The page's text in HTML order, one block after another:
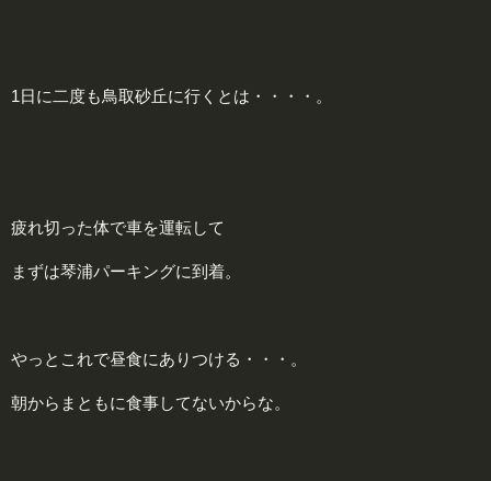
1日に二度も鳥取砂丘に行くとは・・・・。
疲れ切った体で車を運転して
まずは琴浦パーキングに到着。
やっとこれで昼食にありつける・・・。
朝からまともに食事してないからな。